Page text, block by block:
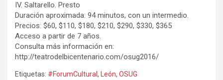
IV. Saltarello. Presto
Duración aproximada: 94 minutos, con un intermedio.
Precios: $60, $110, $180, $210, $290, $330, $365
Acceso a partir de 7 años.
Consulta más información en:
http://teatrodelbicentenario.com/osug2016/
Etiquetas: #ForumCultural, León, OSUG